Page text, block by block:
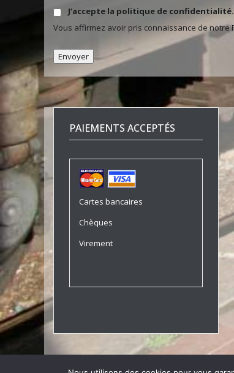
J’accepte la politique de confidentialité.
Vous affirmez avoir pris connaissance de notre
PAIEMENTS ACCEPTÉS
Cartes bancaires
Chèques
Virement